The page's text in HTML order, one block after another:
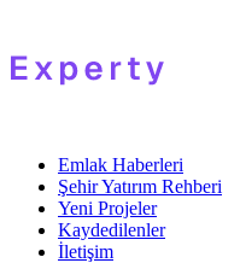
Emlak Haberleri
Şehir Yatırım Rehberi
Yeni Projeler
Kaydedilenler
İletişim